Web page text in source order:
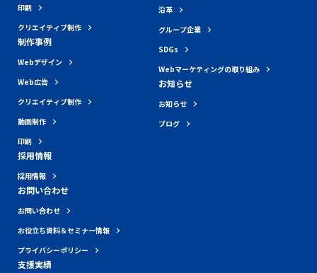
印刷
クリエイティブ制作
制作事例
Webデザイン
Web広告
クリエイティブ制作
動画制作
印刷
採用情報
採用情報
お問い合わせ
お問い合わせ
お役立ち資料＆セミナー情報
プライバシーポリシー
支援実績
沿革
グループ企業
SDGs
Webマーケティングの取り組み
お知らせ
お知らせ
ブログ